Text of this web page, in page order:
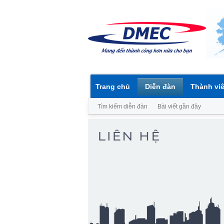
Trang chủ Diễn đàn
Tìm kiếm diễn đàn Bài viết gần đây
Thành